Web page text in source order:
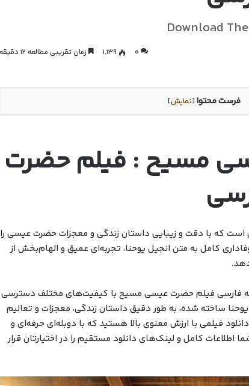
Download
0
1,139 زمان تقریبی مطالعه 12 دقیقه
فرست محتوا [نمایش]
مسیح : فیلم حضرت
است که با دقت و زیبایی داستان زندگی و معجزات حضرت عیسی را
کامل به متن انجیل یوحنا، تجربه‌ای عمیق و الهام‌بخش از
فارسی فیلم حضرت عیسی مسیح با کیفیت‌های مختلف دسترسی
ساخته شده، به طور دقیق داستان زندگی، معجزات و تعالیم
فیلمی با ارزش معنوی بالا هستید که با دوبله‌ای حرفه‌ای و
اطلاعات کامل و لینک‌های دانلود مستقیم را در اختیارتان قرار